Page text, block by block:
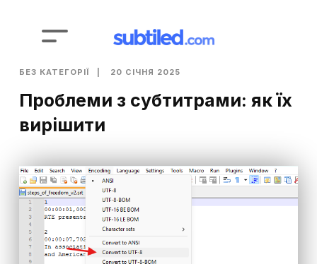
БЕЗ КАТЕГОРІЇ 20 СІЧНЯ 2025
Проблеми з субтитрами: як їх
вирішити